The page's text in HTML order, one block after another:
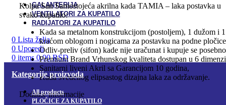
GALANTERIJA
VENTILATORI ZA KUPATILO
RADIJATORI ZA KUPATILO
0 Lista želja
0 Uporedi
0 items 0,00RSD
Kategorije proizvoda
Allproducts
PLOČICE ZA KUPATILO
Kolpa San Samostojeća akrilna kada TAMIA – laka postavka u
svako kupatilo:
Kada sa metalnom konstrukcijom (postoljem), 1 dužom i 1
kraćom oblogom i nogicama za postavku na podne
Odliv-preliv (sifon) kade nije uračunat i kupuje se
Premium Brand Vrhunskog kvaliteta dostupan u 6
Sanitarni liveni Akril sa Garancijom 10 godina,
Kada svedenog elipsastog dizajna laka za održavanje.
Dodatne informacije